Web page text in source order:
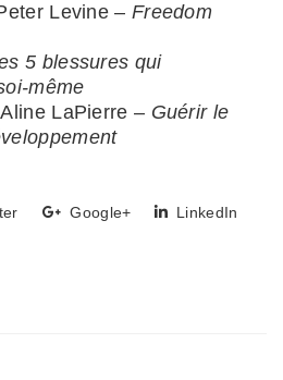
Levine – Freedom
5 blessures qui
même
LaPierre – Guérir le
Google+ LinkedIn